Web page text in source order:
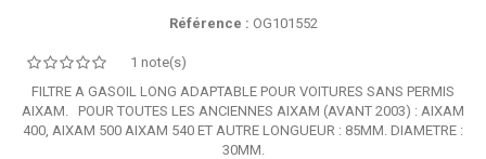
Référence : OG101552
1 note(s)
FILTRE A GASOIL LONG ADAPTABLE POUR VOITURES SANS PERMIS
AIXAM. POUR TOUTES LES ANCIENNES AIXAM (AVANT 2003) : AIXAM
400, AIXAM 500 AIXAM 540 ET AUTRE LONGUEUR : 85MM. DIAMETRE :
30MM.